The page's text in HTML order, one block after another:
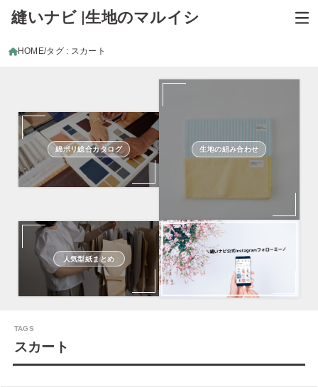
縫いナビ |生地のマルイシ
HOME タグ : スカート
綿ポリ総合カタログ 生地の組み合わせ
人気型紙まとめ
スカート